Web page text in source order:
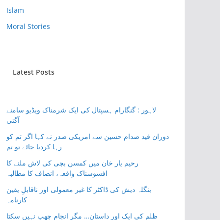
Islam
Moral Stories
Latest Posts
لاہور : گنگارام ہسپتال کی ایک شرمناک ویڈیو سامنے
آگئی
دوران قید صدام حسین سے امریکی صدر نے کہا اگر تم کو
رہا کردیا جائے تو تم
رحیم یار خان میں کمسن بچی کی لاش ملنے کا
افسوسناک واقعہ، انصاف کا مطالبہ
بنگلہ دیش کی ڈاکٹر کا غیر معمولی اور ناقابلِ یقین
کارنامہ
ظلم کی ایک اور داستان… مگر انجام چھپ نہیں سکتا